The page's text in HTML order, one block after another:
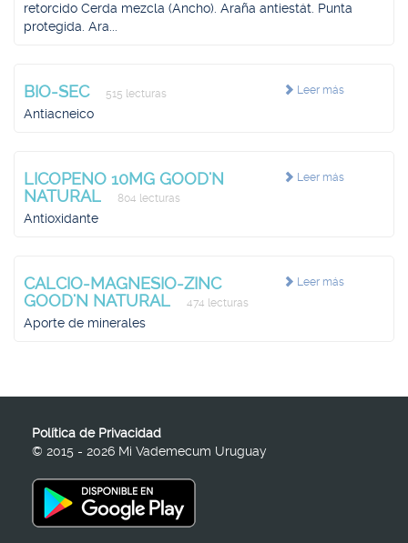
retorcido Cerda mezcla (Ancho). Araña antiestát. Punta
protegida. Ara...
Leer más
BIO-SEC 515 lecturas
Antiacneico
Leer más
LICOPENO 10MG GOOD'N
NATURAL
804 lecturas
Antioxidante
Leer más
CALCIO-MAGNESIO-ZINC
GOOD'N NATURAL
474 lecturas
Aporte de minerales
Política de Privacidad
© 2015 - 2026 Mi Vademecum Uruguay